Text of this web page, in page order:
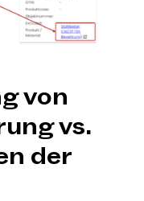
von
vs.
der